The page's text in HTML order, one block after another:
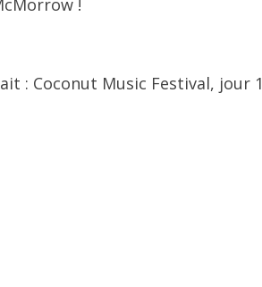
!
: Coconut Music Festival, jour 1